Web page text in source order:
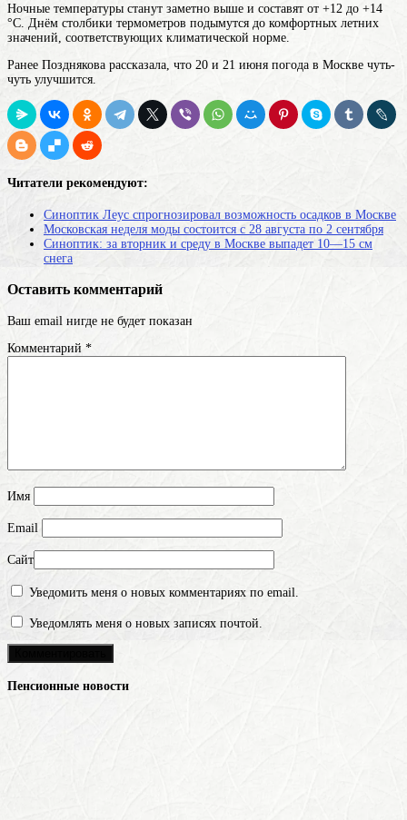
Ночные температуры станут заметно выше и составят от +12 до +14
°C. Днём столбики термометров подымутся до комфортных летних
значений, соответствующих климатической норме.
Ранее Позднякова рассказала, что 20 и 21 июня погода в Москве чуть-
чуть улучшится.
Читатели рекомендуют:
Синоптик Леус спрогнозировал возможность осадков в Москве
Московская неделя моды состоится с 28 августа по 2 сентября
Синоптик: за вторник и среду в Москве выпадет 10—15 см
снега
Оставить комментарий
Ваш email нигде не будет показан
Комментарий *
Имя
Email
Сайт
Уведомить меня о новых комментариях по email.
Уведомлять меня о новых записях почтой.
Пенсионные новости